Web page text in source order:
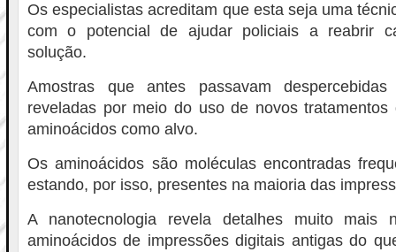
Os especialistas acreditam que esta seja uma
com o potencial de ajudar policiais a reabrir
solução.
Amostras que antes passavam
reveladas por meio do uso de novos
aminoácidos como alvo.
Os aminoácidos são moléculas encontradas
estando, por isso, presentes na maioria das
A nanotecnologia revela detalhes muito mais
aminoácidos de impressões digitais antigas do